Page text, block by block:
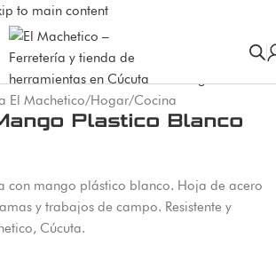
to main content
El Machetico/Hogar/Cocina
Plastico Blanco
con mango plástico blanco. Hoja de acero
y trabajos de campo. Resistente y
Cúcuta.